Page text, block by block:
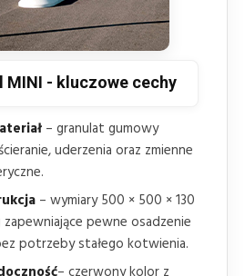
MINI - kluczowe cechy
– granulat gumowy
uderzenia oraz zmienne
– wymiary 500 × 500 × 130
pewne osadzenie
potrzeby stałego kotwienia.